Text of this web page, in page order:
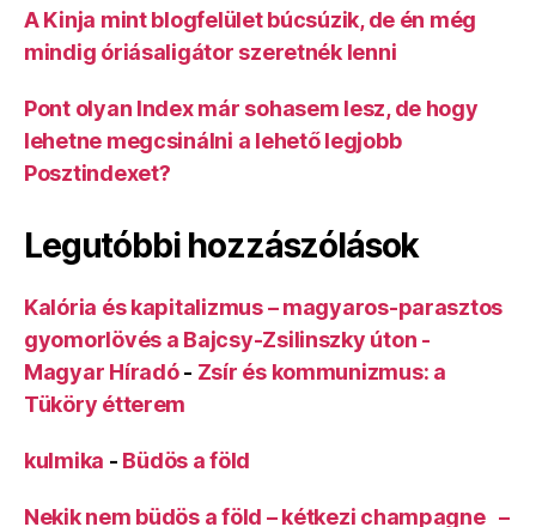
A Kinja mint blogfelület búcsúzik, de én még
mindig óriásaligátor szeretnék lenni
Pont olyan Index már sohasem lesz, de hogy
lehetne megcsinálni a lehető legjobb
Posztindexet?
Legutóbbi hozzászólások
Kalória és kapitalizmus – magyaros-parasztos
gyomorlövés a Bajcsy-Zsilinszky úton -
Magyar Híradó- Zsír és kommunizmus: a
Tüköry étterem
kulmika - Büdös a föld
Nekik nem büdös a föld – kétkezi champagne –